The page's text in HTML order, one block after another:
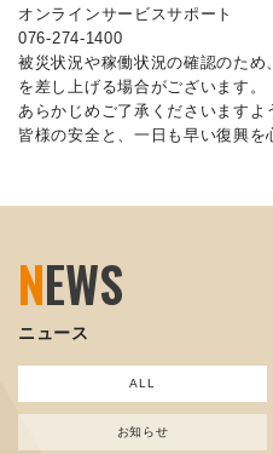
オンラインサービスサポート
076-274-1400
被災状況や稼働状況の確認のた
を差し上げる場合がございます。
あらかじめご了承くださいますよ
皆様の安全と、一日も早い復興を
NEWS
ニュース
ALL
お知らせ